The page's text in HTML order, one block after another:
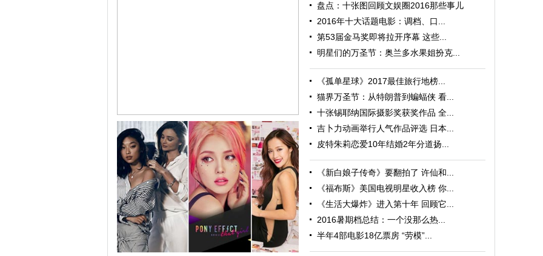
跟随电影去旅行：布拉格 在这里邂逅特工、寻找浪漫
盘点：十张图回顾文娱圈2016那些事儿
2016年十大话题电影：调档、口...
第53届金马奖即将拉开序幕 这些...
明星们的万圣节：奥兰多水果姐扮克...
《孤单星球》2017最佳旅行地榜...
猫界万圣节：从特朗普到蝙蝠侠 看...
十张锡耶纳国际摄影奖获奖作品 全...
吉卜力动画举行人气作品评选 日本...
皮特朱莉恋爱10年结婚2年分道扬...
《新白娘子传奇》要翻拍了 许仙和...
《福布斯》美国电视明星收入榜 你...
《生活大爆炸》进入第十年 回顾它...
2016暑期档总结：一个没那么热...
半年4部电影18亿票房 “劳模”...